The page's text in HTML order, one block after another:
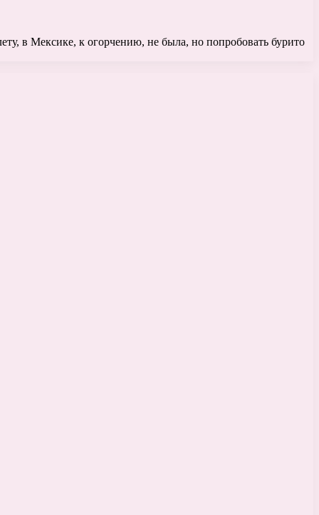
в Мексике, к огорчению, не была, но попробовать бурито